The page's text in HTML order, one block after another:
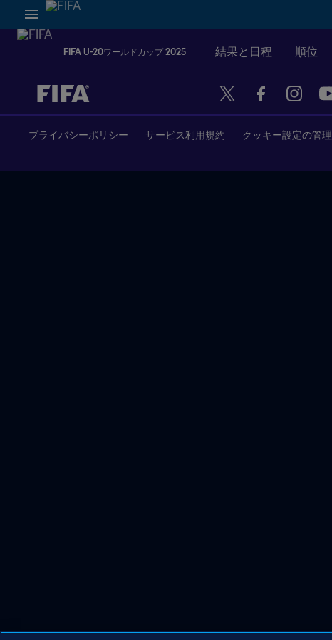
FIFA U-20ワールドカップ 2025 結果と日程 順位
未定 vs 未定
プライバシーポリシー サービス利用規約 クッキー設定の管理